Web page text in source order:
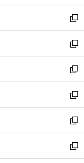
ウ
で
開
く
ン
ド
ウ
で
開
く
新
し
い
ウ
ィ
ン
ド
ウ
で
開
く
新
し
い
ウ
ィ
ン
ド
ウ
で
開
新
し
い
ウ
ィ
ン
ド
ウ
新
し
い
ウ
ィ
ン
新
し
い
ウ
新
し